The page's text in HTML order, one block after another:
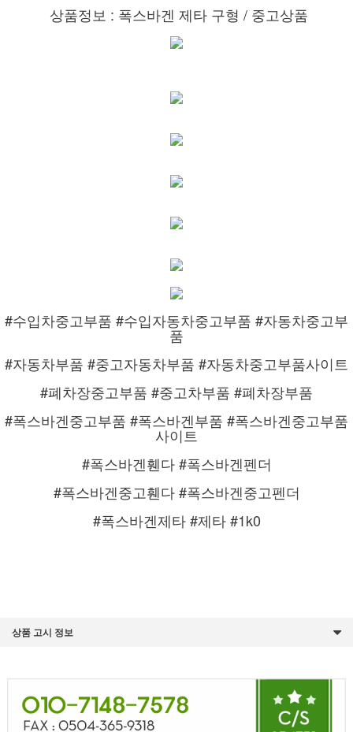
상품정보 : 폭스바겐 제타 구형 / 중고상품
#수입차중고부품 #수입자동차중고부품 #자동차중고부
품
#자동차부품 #중고자동차부품 #자동차중고부품사이트
#폐차장중고부품 #중고차부품 #폐차장부품
#폭스바겐중고부품 #폭스바겐부품 #폭스바겐중고부품
사이트
#폭스바겐휀다 #폭스바겐펜더
#폭스바겐중고휀다 #폭스바겐중고펜더
#폭스바겐제타 #제타 #1k0
상품 고시 정보